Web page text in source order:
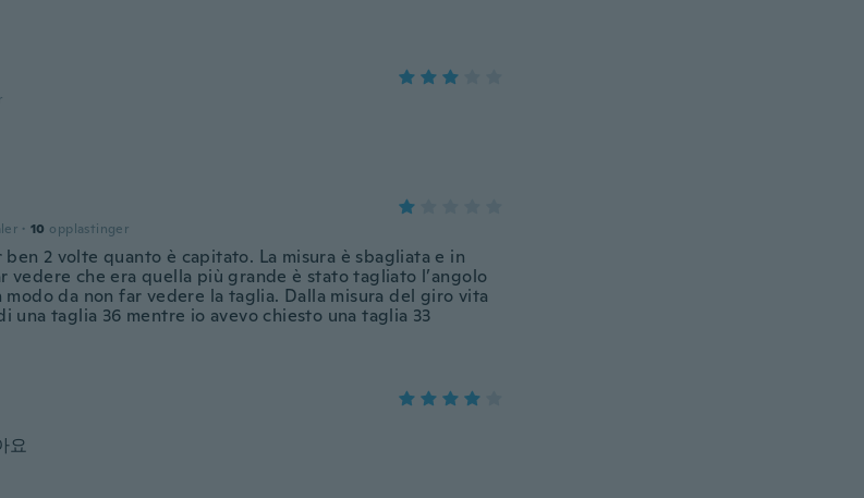
· 10 opplastinger
2 volte quanto è capitato. La misura è sbagliata e in
vedere che era quella più grande è stato tagliato l’angolo
modo da non far vedere la taglia. Dalla misura del giro vita
una taglia 36 mentre io avevo chiesto una taglia 33
요